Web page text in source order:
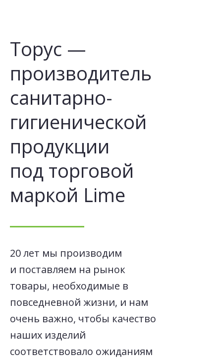
Торус —
производитель
санитарно-
гигиенической
продукции
под торговой
маркой Lime
20 лет мы производим
и поставляем на рынок
товары, необходимые в
повседневной жизни, и нам
очень важно, чтобы качество
наших изделий
соответствовало ожиданиям